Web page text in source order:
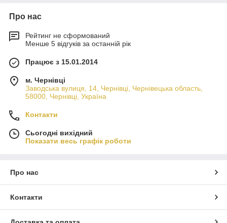
Про нас
Рейтинг не сформований
Менше 5 відгуків за останній рік
Працює з 15.01.2014
м. Чернівці
Заводська вулиця, 14, Чернівці, Чернівецька область,
58000, Чернівці, Україна
Контакти
Сьогодні вихідний
Показати весь графік роботи
Про нас
Контакти